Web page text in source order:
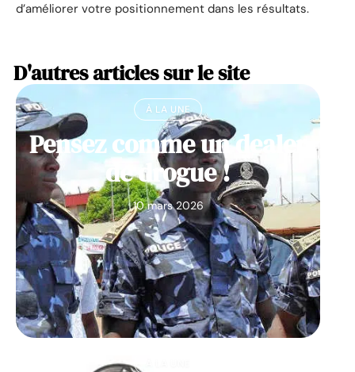
d’améliorer votre positionnement dans les résultats.
D'autres articles sur le site
À LA UNE
Pensez comme un dealer
de drogue !
10 mars 2026